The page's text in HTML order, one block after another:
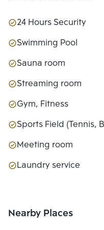
24 Hours Security
Swimming Pool
Sauna room
Streaming room
Gym, Fitness
Sports Field (Tennis,
Meeting room
Laundry service
Nearby Places